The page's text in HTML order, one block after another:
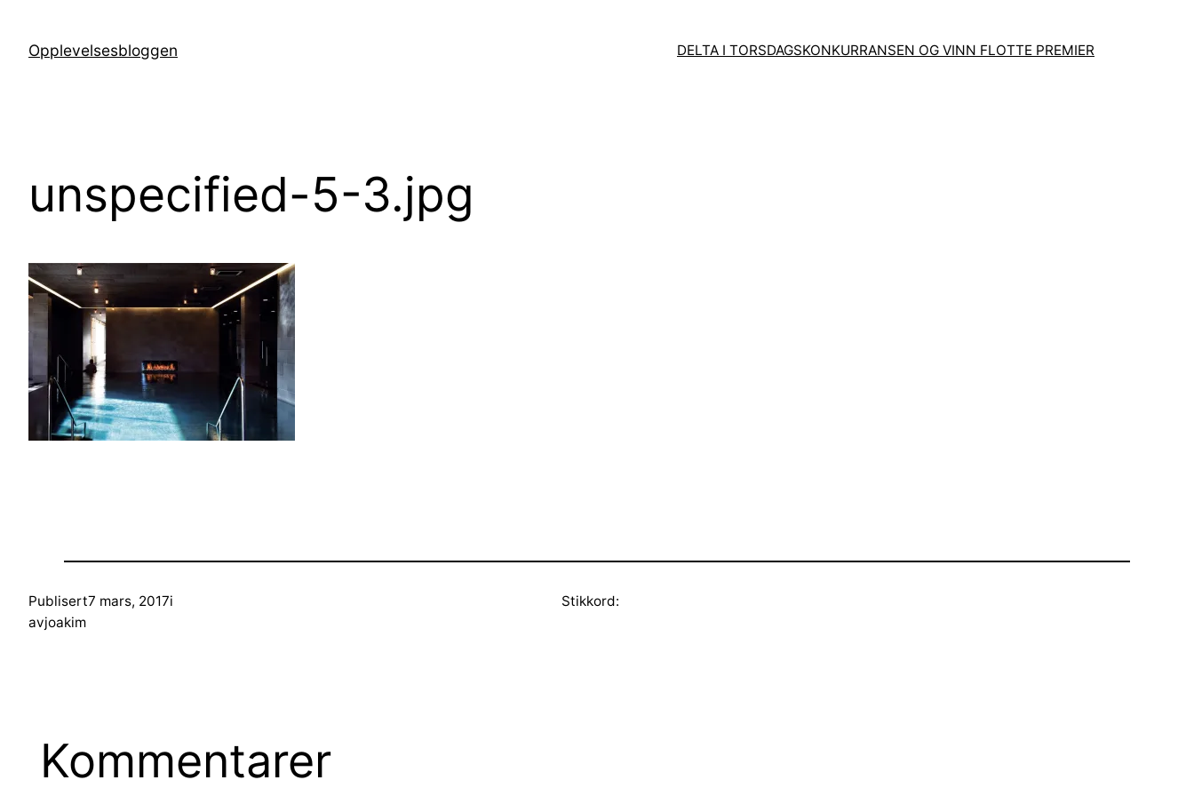
innholdOpplevelsesbloggen DELTA I TORSDAGSKONKURRANSEN OG VINN FLOTTE PREMIER
unspecified-5-3.jpg
Publisert7 mars, 2017i
avjoakim
Stikkord:
Kommentarer